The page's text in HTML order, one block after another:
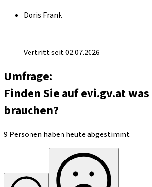
Doris Frank
Vertritt seit 02.07.2026
Umfrage:
Finden Sie auf evi.gv.at was
brauchen?
9 Personen haben heute abgestimmt